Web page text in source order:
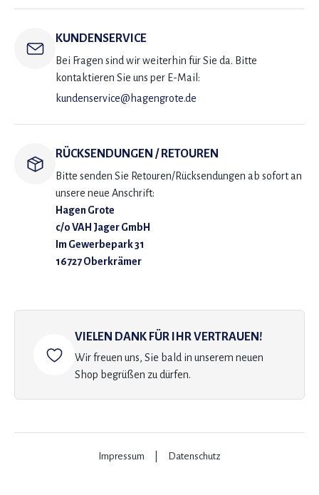
KUNDENSERVICE
Bei Fragen sind wir weiterhin für Sie da. Bitte
kontaktieren Sie uns per E-Mail:
kundenservice@hagengrote.de
RÜCKSENDUNGEN / RETOUREN
Bitte senden Sie Retouren/Rücksendungen ab sofort an
unsere neue Anschrift:
Hagen Grote
c/o VAH Jager GmbH
Im Gewerbepark 31
16727 Oberkrämer
VIELEN DANK FÜR IHR VERTRAUEN!
Wir freuen uns, Sie bald in unserem neuen
Shop begrüßen zu dürfen.
Impressum Datenschutz